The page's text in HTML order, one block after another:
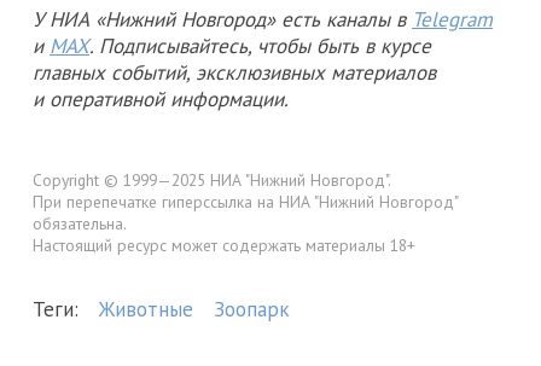
У НИА «Нижний Новгород» есть каналы в Telegram
и MAX. Подписывайтесь, чтобы быть в курсе
главных событий, эксклюзивных материалов
и оперативной информации.
Copyright © 1999—2025 НИА "Нижний Новгород".
При перепечатке гиперссылка на НИА "Нижний Новгород"
обязательна.
Настоящий ресурс может содержать материалы 18+
Теги: Животные Зоопарк